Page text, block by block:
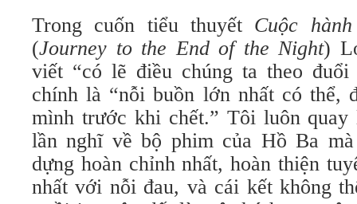
Trong cuốn tiểu thuyết Cuộc
(Journey to the End of the Night)
viết “có lẽ điều chúng ta theo đuổi
chính là “nỗi buồn lớn nhất có thể,
mình trước khi chết.” Tôi luôn
lần nghĩ về bộ phim của Hồ Ba
dựng hoàn chỉnh nhất, hoàn thiện
nhất với nỗi đau, và cái kết không